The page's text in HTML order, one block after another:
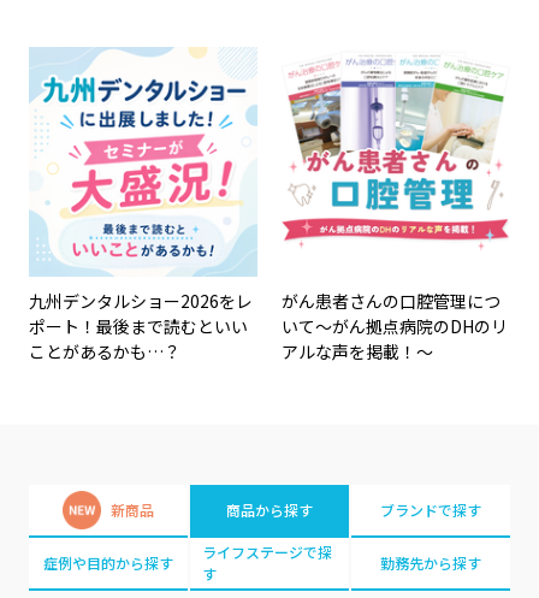
九州デンタルショー2026をレ
ポート！最後まで読むといい
ことがあるかも…？
がん患者さんの口腔管理につ
いて～がん拠点病院のDHのリ
アルな声を掲載！～
新商品 商品から探す ブランドで探す
症例や目的から探す
ライフステージで探
す
勤務先から探す